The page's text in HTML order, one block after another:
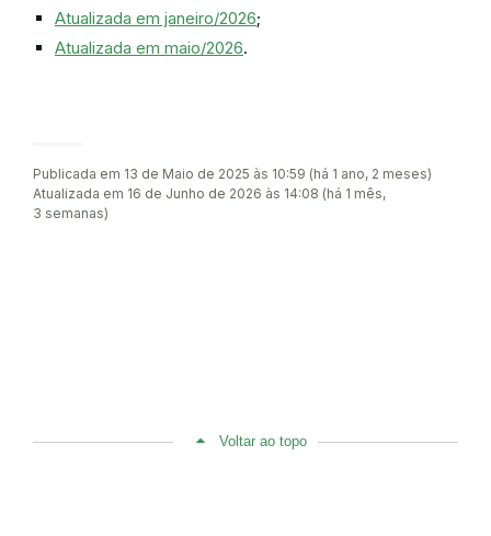
Atualizada em janeiro/2026;
Atualizada em maio/2026.
Publicada em 13 de Maio de 2025 às 10:59 (há 1 ano, 2 meses)
Atualizada em 16 de Junho de 2026 às 14:08 (há 1 mês,
3 semanas)
Voltar ao topo